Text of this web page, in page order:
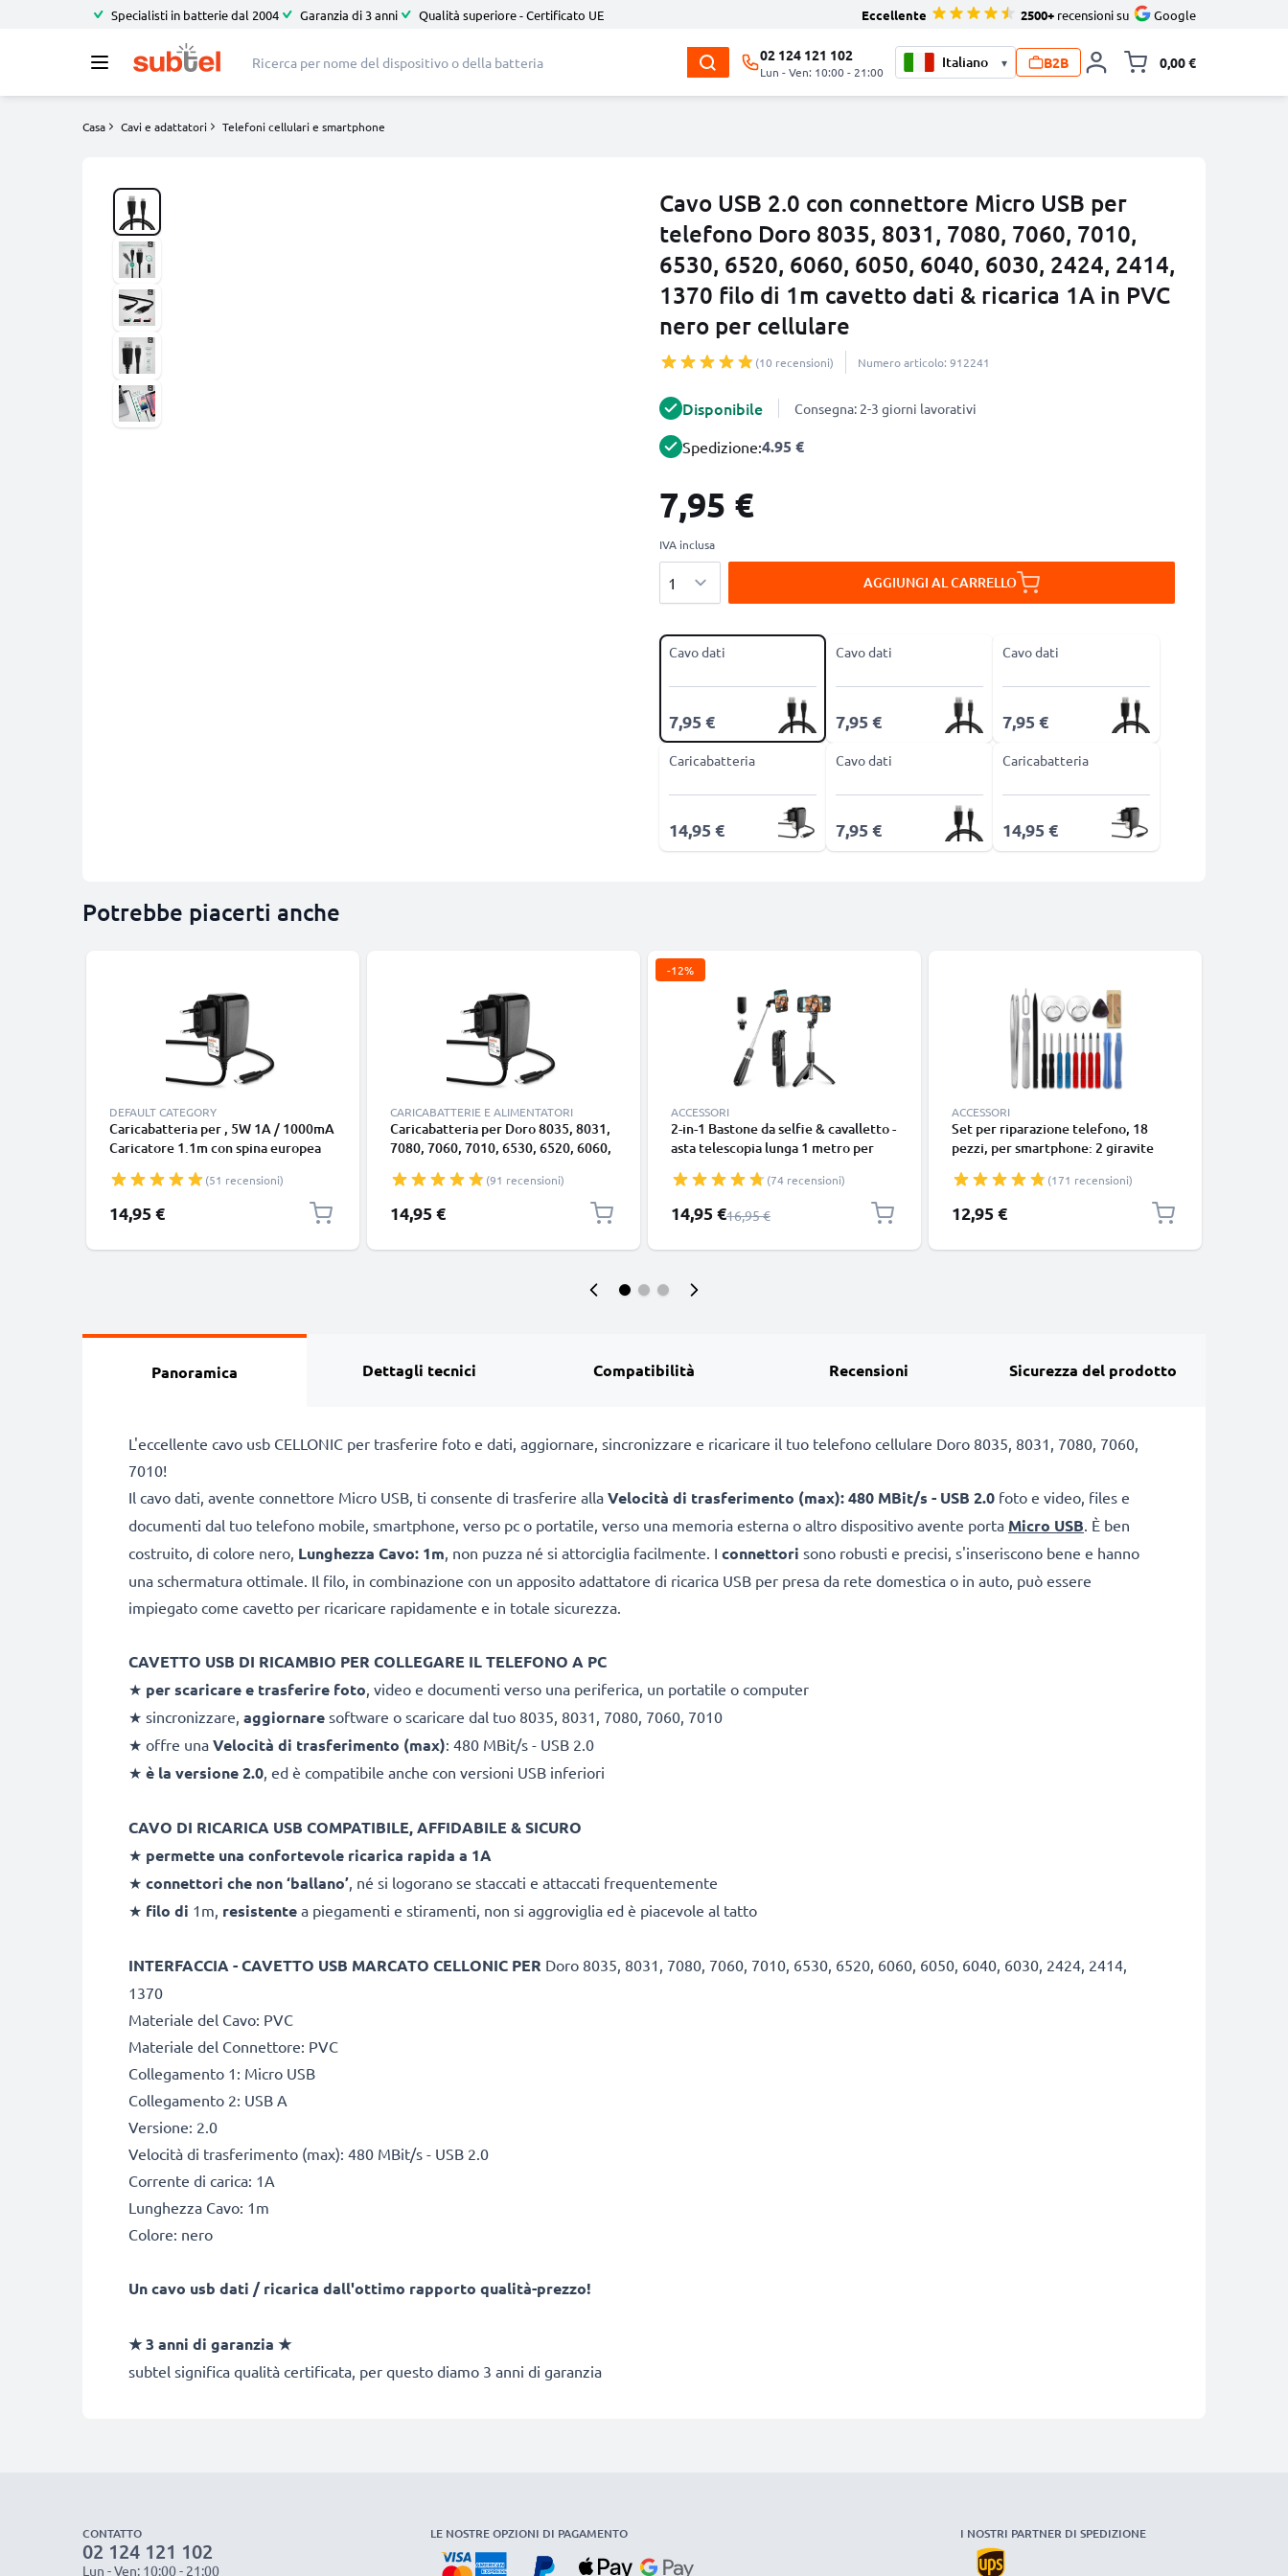
Specialisti in batterie dal 2004 Garanzia di 3 anni Qualità superiore - Certificato UE Eccellente 2500+ recensioni su Google
02 124 121 102
Lun - Ven: 10:00 - 21:00
▾ B2B 0,00 €
Casa Cavi e adattatori Telefoni cellulari e smartphone
Cavo USB 2.0 con connettore Micro USB per
telefono Doro 8035, 8031, 7080, 7060, 7010,
6530, 6520, 6060, 6050, 6040, 6030, 2424, 2414,
1370 filo di 1m cavetto dati & ricarica 1A in PVC
nero per cellulare
(10 recensioni) Numero articolo: 912241
Disponibile Consegna: 2-3 giorni lavorativi
Spedizione:4.95 €
7,95 €
IVA inclusa
AGGIUNGI AL CARRELLO
Cavo dati
7,95 €
Cavo dati
7,95 €
Cavo dati
7,95 €
Caricabatteria
14,95 €
Cavo dati
7,95 €
Caricabatteria
14,95 €
Potrebbe piacerti anche
DEFAULT CATEGORY
Caricabatteria per , 5W 1A / 1000mA
Caricatore 1.1m con spina europea
(51 recensioni)
14,95 €
CARICABATTERIE E ALIMENTATORI
Caricabatteria per Doro 8035, 8031,
7080, 7060, 7010, 6530, 6520, 6060,
5W 1A / 1000mA Caricatore 1.1m
con spina europea
(91 recensioni)
14,95 €
-12%
ACCESSORI
2-in-1 Bastone da selfie & cavalletto -
asta telescopia lunga 1 metro per
con telecomando bluetooth per
cellulari smartphone e fotocamere -
Compatibile con iPhone Gopro
(74 recensioni)
Prezzo speciale
14,95 €Prezzo normale
16,95 €
ACCESSORI
Set per riparazione telefono, 18
pezzi, per smartphone: 2 giravite
pinzette, levetta e tanto altro ancora
| kit per smontare smartphone
(171 recensioni)
12,95 €
Panoramica Dettagli tecnici Compatibilità Recensioni Sicurezza del prodotto
L'eccellente cavo usb CELLONIC per trasferire foto e dati, aggiornare, sincronizzare e ricaricare il tuo telefono cellulare Doro 8035, 8031, 7080, 7060,
7010!
Il cavo dati, avente connettore Micro USB, ti consente di trasferire alla Velocità di trasferimento (max): 480 MBit/s - USB 2.0 foto e video, files e
documenti dal tuo telefono mobile, smartphone, verso pc o portatile, verso una memoria esterna o altro dispositivo avente porta Micro USB. È ben
costruito, di colore nero, Lunghezza Cavo: 1m, non puzza né si attorciglia facilmente. I connettori sono robusti e precisi, s'inseriscono bene e hanno
una schermatura ottimale. Il filo, in combinazione con un apposito adattatore di ricarica USB per presa da rete domestica o in auto, può essere
impiegato come cavetto per ricaricare rapidamente e in totale sicurezza.
CAVETTO USB DI RICAMBIO PER COLLEGARE IL TELEFONO A PC
★ per scaricare e trasferire foto, video e documenti verso una periferica, un portatile o computer
★ sincronizzare, aggiornare software o scaricare dal tuo 8035, 8031, 7080, 7060, 7010
★ offre una Velocità di trasferimento (max): 480 MBit/s - USB 2.0
★ è la versione 2.0, ed è compatibile anche con versioni USB inferiori
CAVO DI RICARICA USB COMPATIBILE, AFFIDABILE & SICURO
★ permette una confortevole ricarica rapida a 1A
★ connettori che non ‘ballano’, né si logorano se staccati e attaccati frequentemente
★ filo di 1m, resistente a piegamenti e stiramenti, non si aggroviglia ed è piacevole al tatto
INTERFACCIA - CAVETTO USB MARCATO CELLONIC PER Doro 8035, 8031, 7080, 7060, 7010, 6530, 6520, 6060, 6050, 6040, 6030, 2424, 2414,
1370
Materiale del Cavo: PVC
Materiale del Connettore: PVC
Collegamento 1: Micro USB
Collegamento 2: USB A
Versione: 2.0
Velocità di trasferimento (max): 480 MBit/s - USB 2.0
Corrente di carica: 1A
Lunghezza Cavo: 1m
Colore: nero
Un cavo usb dati / ricarica dall'ottimo rapporto qualità-prezzo!
★3 anni di garanzia ★
subtel significa qualità certificata, per questo diamo 3 anni di garanzia
CONTATTO
02 124 121 102
Lun - Ven: 10:00 - 21:00
LE NOSTRE OPZIONI DI PAGAMENTO I NOSTRI PARTNER DI SPEDIZIONE